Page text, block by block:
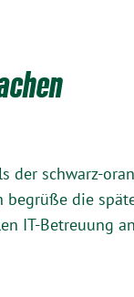
der schwarz-
die
IT-Betreuung